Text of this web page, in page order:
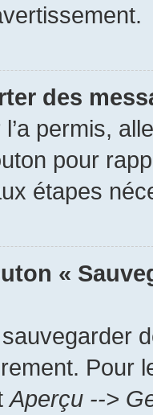
des
l’a permis,
pour
étapes
«
Pour
Aperçu -->